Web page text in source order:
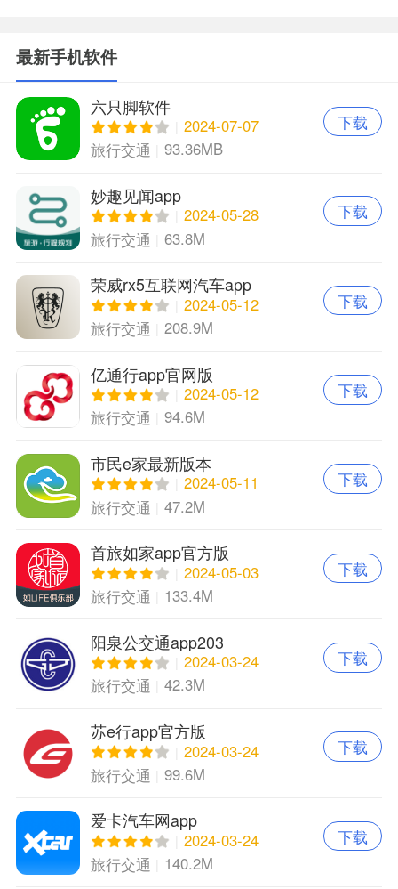
最新手机软件
六只脚软件
2024-07-07
旅行交通
93.36MB
下载
妙趣见闻app
2024-05-28
旅行交通
63.8M
下载
荣威rx5互联网汽车app
2024-05-12
旅行交通
208.9M
下载
亿通行app官网版
2024-05-12
旅行交通
94.6M
下载
市民e家最新版本
2024-05-11
旅行交通
47.2M
下载
首旅如家app官方版
2024-05-03
旅行交通
133.4M
下载
阳泉公交通app203
2024-03-24
旅行交通
42.3M
下载
苏e行app官方版
2024-03-24
旅行交通
99.6M
下载
爱卡汽车网app
2024-03-24
旅行交通
140.2M
下载